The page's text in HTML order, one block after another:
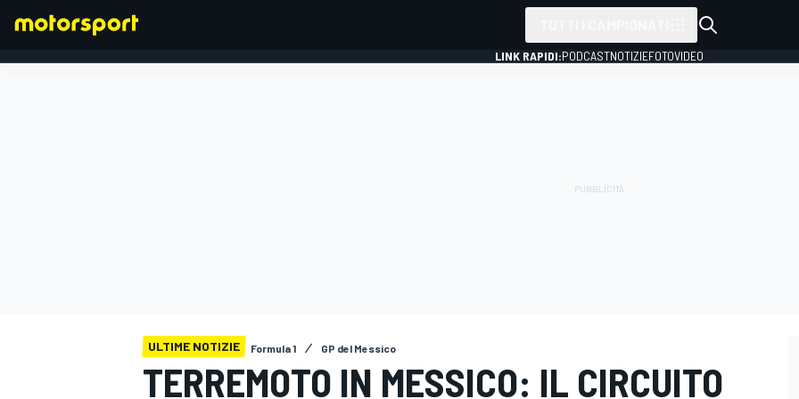
LINK RAPIDI:PODCASTNOTIZIEFOTOVIDEO
ULTIME NOTIZIE Formula 1 GP del Messico
TERREMOTO IN MESSICO: IL CIRCUITO